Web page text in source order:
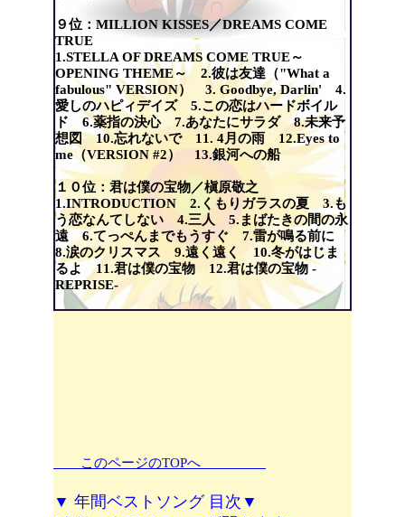
９位：MILLION KISSES／DREAMS COME
TRUE
1.STELLA OF DREAMS COME TRUE～
OPENING THEME～ 2.彼は友達（"What a
fabulous" VERSION） 3. Goodbye, Darlin' 4.
愛しのハピィデイズ 5.この恋はハードボイル
ド 6.薬指の決心 7.あなたにサラダ 8.未来予
想図 10.忘れないで 11. 4月の雨 12.Eyes to
me（VERSION #2） 13.銀河への船
１０位：君は僕の宝物／槇原敬之
1.INTRODUCTION 2.くもりガラスの夏 3.も
う恋なんてしない 4.三人 5.まばたきの間の永
遠 6.てっぺんまでもうすぐ 7.雷が鳴る前に
8.涙のクリスマス 9.遠く遠く 10.冬がはじま
るよ 11.君は僕の宝物 12.君は僕の宝物 -
REPRISE-
このページのTOPへ
▼ 年間ベストソング 目次▼